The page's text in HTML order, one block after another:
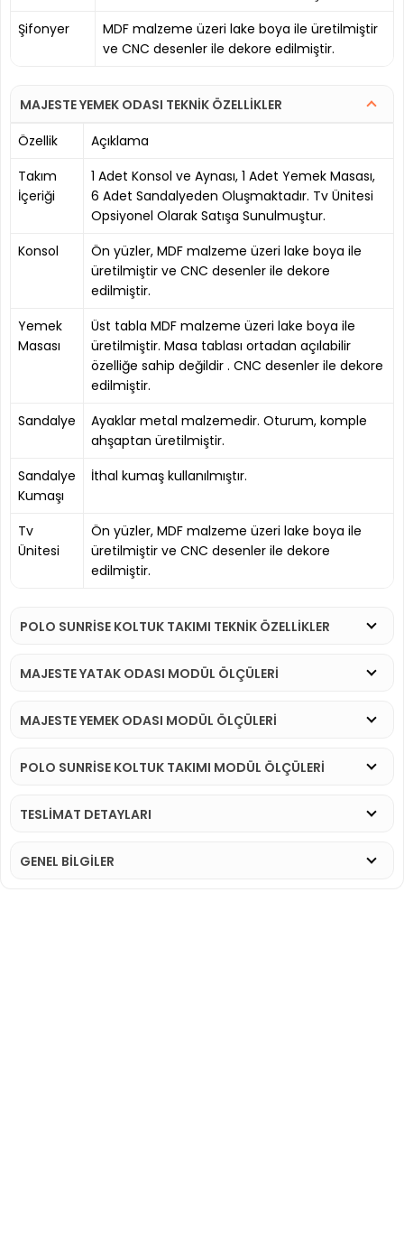
Şifonyer
MDF malzeme üzeri lake boya ile üretilmiştir
ve CNC desenler ile dekore edilmiştir.
MAJESTE YEMEK ODASI TEKNİK ÖZELLİKLER
Özellik
Açıklama
Takım
İçeriği
1 Adet Konsol ve Aynası, 1 Adet Yemek Masası,
6 Adet Sandalyeden Oluşmaktadır. Tv Ünitesi
Opsiyonel Olarak Satışa Sunulmuştur.
Konsol
Ön yüzler, MDF malzeme üzeri lake boya ile
üretilmiştir ve CNC desenler ile dekore
edilmiştir.
Yemek
Masası
Üst tabla MDF malzeme üzeri lake boya ile
üretilmiştir. Masa tablası ortadan açılabilir
özelliğe sahip değildir . CNC desenler ile dekore
edilmiştir.
Sandalye
Ayaklar metal malzemedir. Oturum, komple
ahşaptan üretilmiştir.
Sandalye
Kumaşı
İthal kumaş kullanılmıştır.
Tv
Ünitesi
Ön yüzler, MDF malzeme üzeri lake boya ile
üretilmiştir ve CNC desenler ile dekore
edilmiştir.
POLO SUNRISE KOLTUK TAKIMI TEKNİK ÖZELLİKLER
MAJESTE YATAK ODASI MODÜL ÖLÇÜLERİ
MAJESTE YEMEK ODASI MODÜL ÖLÇÜLERİ
POLO SUNRISE KOLTUK TAKIMI MODÜL ÖLÇÜLERİ
TESLİMAT DETAYLARI
GENEL BİLGİLER